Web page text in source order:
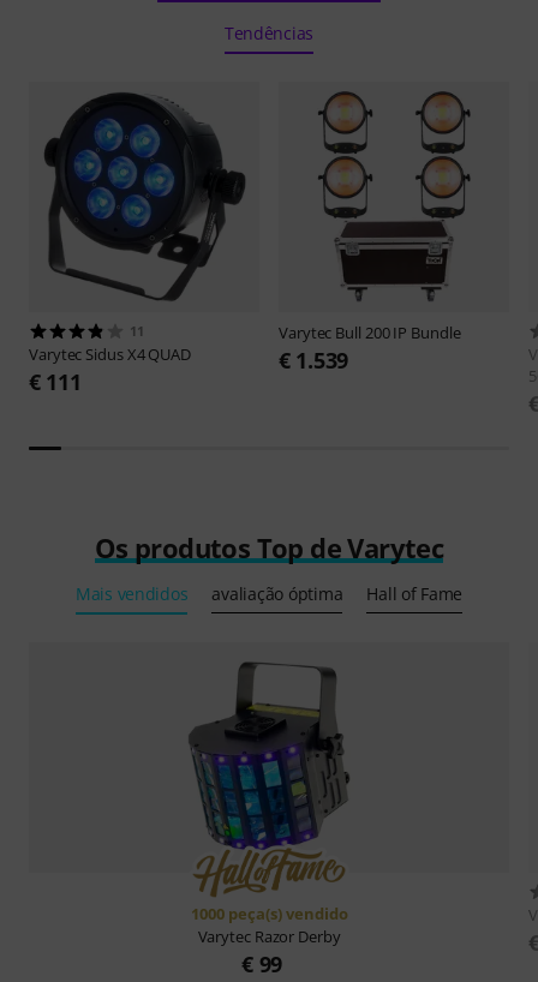
Tendências
11
Varytec Sidus X4 QUAD
€ 111
Varytec Bull 200 IP Bundle
€ 1.539
Os produtos Top de Varytec
Mais vendidos avaliação óptima Hall of Fame
1000 peça(s) vendido
Varytec Razor Derby
€ 99